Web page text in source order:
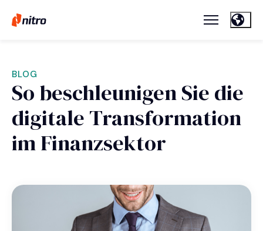
BLOG
So beschleunigen Sie die
digitale Transformation
im Finanzsektor